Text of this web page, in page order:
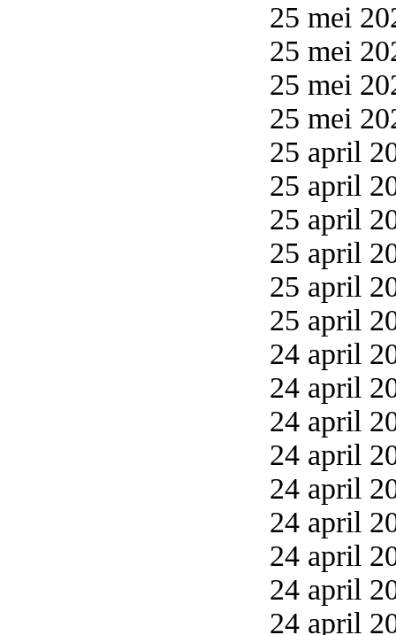
25 mei
25 mei
25 mei
25 mei
25 april
25 april
25 april
25 april
25 april
25 april
24 april
24 april
24 april
24 april
24 april
24 april
24 april
24 april
24 april